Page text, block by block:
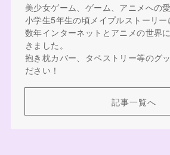
美少女ゲーム、ゲーム、アニメへの
小学生5年生の頃メイプルストーリ
数年インターネットとアニメの世界
きました。
抱き枕カバー、タペストリー等のグ
ださい！
記事一覧へ